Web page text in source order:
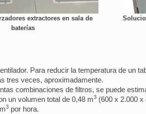
extractores en sala de
baterías
Para reducir la temperatura de un
tres veces, aproximadamente.
combinaciones de filtros, se puede
un volumen total de 0,48 m3 (600 x 2.000
3 por hora.